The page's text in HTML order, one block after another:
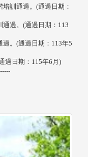
訓通過。(通過日期：
過。(通過日期：113
。(通過日期：113年5
過日期：115年6月)